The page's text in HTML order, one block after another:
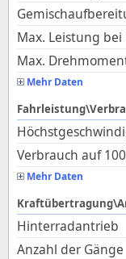
Max. Leistung bei
Max.
Mehr Daten
Verbrauch auf
Mehr Daten
Hinterradantrieb
Anzahl der Gänge